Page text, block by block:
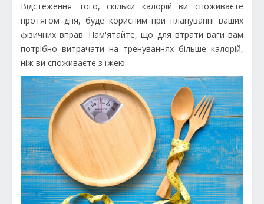
Відстеження того, скільки калорій ви споживаєте
протягом дня, буде корисним при плануванні ваших
фізичних вправ. Пам'ятайте, що для втрати ваги вам
потрібно витрачати на тренуваннях більше калорій,
ніж ви споживаєте з їжею.